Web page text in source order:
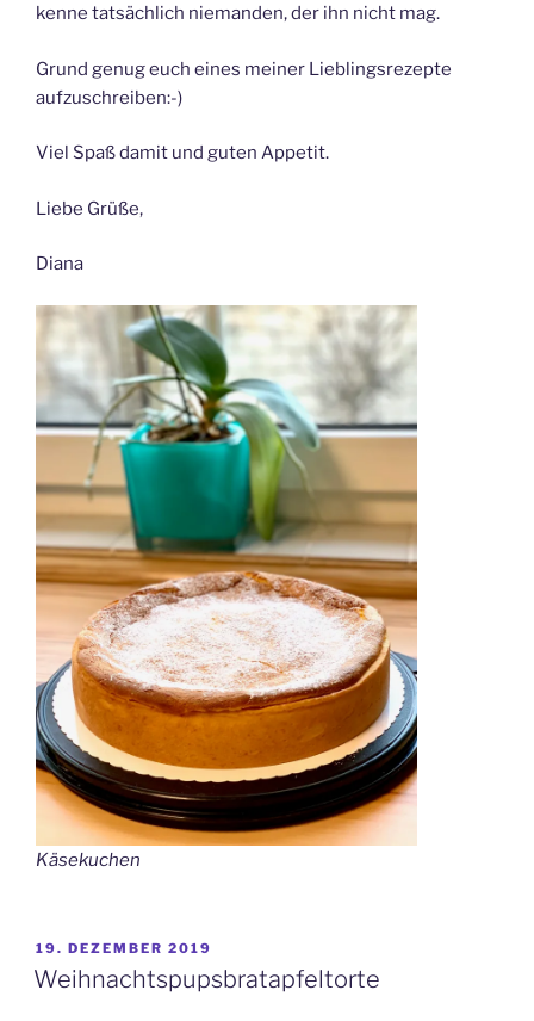
kenne tatsächlich niemanden, der ihn nicht mag.
Grund genug euch eines meiner Lieblingsrezepte
aufzuschreiben:-)
Viel Spaß damit und guten Appetit.
Liebe Grüße,
Diana
Käsekuchen
VERÖFFENTLICHT
AM
19. DEZEMBER 2019
Weihnachtspupsbratapfeltorte